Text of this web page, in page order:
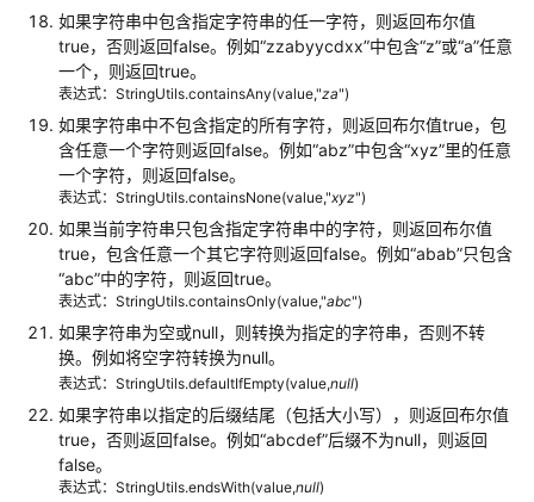
结
构
化
文
本
记
录
数
据
迁
移
入
库
时
间
件
如果字符串中包含指定字符串的任一字符，则返回布尔值
true，否则返回false。例如“zzabyycdxx”中包含“z”或“a”任意
一个，则返回true。
表达式：StringUtils.containsAny(value,"za")
如果字符串中不包含指定的所有字符，则返回布尔值true，包
含任意一个字符则返回false。例如“abz”中包含“xyz”里的任意
一个字符，则返回false。
表达式：StringUtils.containsNone(value,"xyz")
如果当前字符串只包含指定字符串中的字符，则返回布尔值
true，包含任意一个其它字符则返回false。例如“abab”只包含
“abc”中的字符，则返回true。
表达式：StringUtils.containsOnly(value,"abc")
如果字符串为空或null，则转换为指定的字符串，否则不转
换。例如将空字符转换为null。
表达式：StringUtils.defaultIfEmpty(value,null)
如果字符串以指定的后缀结尾（包括大小写），则返回布尔值
true，否则返回false。例如“abcdef”后缀不为null，则返回
false。
表达式：StringUtils.endsWith(value,null)